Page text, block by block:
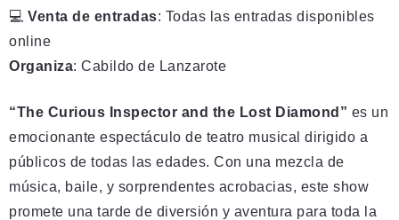
💻 Venta de entradas: Todas las entradas disponibles
online
Organiza: Cabildo de Lanzarote
“The Curious Inspector and the Lost Diamond” es un
emocionante espectáculo de teatro musical dirigido a
públicos de todas las edades. Con una mezcla de
música, baile, y sorprendentes acrobacias, este show
promete una tarde de diversión y aventura para toda la